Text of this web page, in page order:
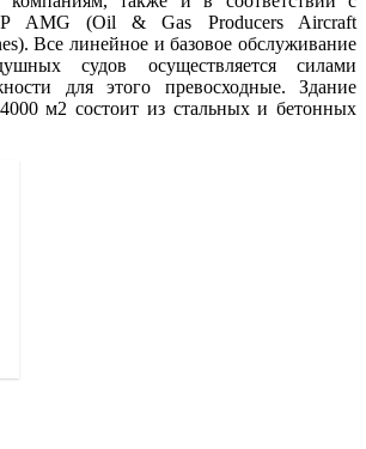
AMG (Oil & Gas Producers Aircraft
Все линейное и базовое обслуживание
судов осуществляется силами
для этого превосходные. Здание
м2 состоит из стальных и бетонных